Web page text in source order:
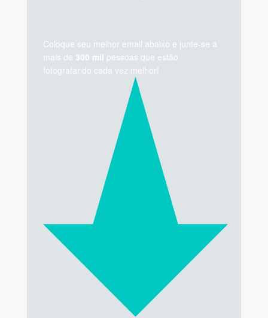
Coloque seu melhor email abaixo e junte-se a
mais de 300 mil pessoas que estão
fotografando cada vez melhor!